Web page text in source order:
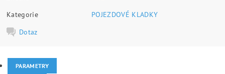
Kategorie
POJEZDOVÉ KLADKY
Dotaz
PARAMETRY